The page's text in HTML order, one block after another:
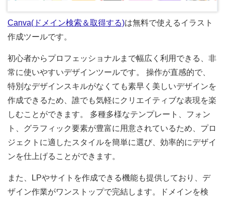
Canva(ドメイン検索＆取得する)は無料で使えるイラスト
作成ツールです。
初心者からプロフェッショナルまで幅広く利用できる、非
常に使いやすいデザインツールです。 操作が直感的で、
特別なデザインスキルがなくても素早く美しいデザインを
作成できるため、誰でも気軽にクリエイティブな表現を楽
しむことができます。 多種多様なテンプレート、フォン
ト、グラフィック要素が豊富に用意されているため、プロ
ジェクトに適したスタイルを簡単に選び、効率的にデザイ
ンを仕上げることができます。
また、LPやサイトを作成できる機能も提供しており、デ
ザイン作業がワンストップで完結します。ドメインを検